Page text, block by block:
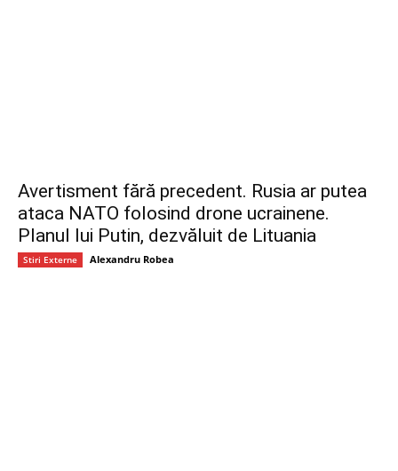
Avertisment fără precedent. Rusia ar putea
ataca NATO folosind drone ucrainene.
Planul lui Putin, dezvăluit de Lituania
Stiri Externe Alexandru Robea